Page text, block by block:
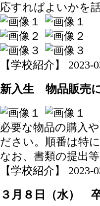
応すればよいかを
【学校紹介】 2023-
新入生 物品販売
必要な物品の購入
ださい。順番は特
なお、書類の提出
【学校紹介】 2023-
３月８日（水）